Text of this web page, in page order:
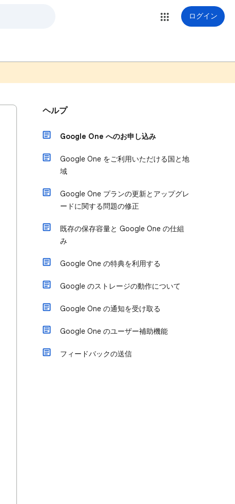
ログイン
ヘルプ
Google One へのお申し込み
Google One をご利用いただける国と地
域
Google One プランの更新とアップグレ
ードに関する問題の修正
既存の保存容量と Google One の仕組
み
Google One の特典を利用する
Google のストレージの動作について
Google One の通知を受け取る
Google One のユーザー補助機能
フィードバックの送信